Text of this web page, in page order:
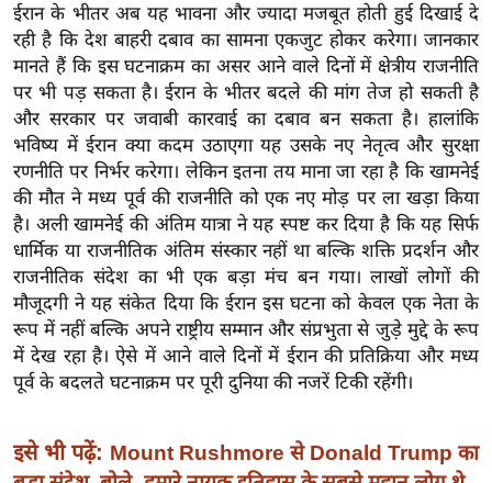
त्य
ज
ग
त
ऑ
टो
व
र्ल्ड
न्यू
ज
ब्री
फ
म
ज
ईरान के भीतर अब यह भावना और ज्यादा मजबूत होती हुई दिखाई दे
रही है कि देश बाहरी दबाव का सामना एकजुट होकर करेगा। जानकार
मानते हैं कि इस घटनाक्रम का असर आने वाले दिनों में क्षेत्रीय राजनीति
पर भी पड़ सकता है। ईरान के भीतर बदले की मांग तेज हो सकती है
और सरकार पर जवाबी कारवाई का दबाव बन सकता है। हालांकि
भविष्य में ईरान क्या कदम उठाएगा यह उसके नए नेतृत्व और सुरक्षा
रणनीति पर निर्भर करेगा। लेकिन इतना तय माना जा रहा है कि खामनेई
की मौत ने मध्य पूर्व की राजनीति को एक नए मोड़ पर ला खड़ा किया
है। अली खामनेई की अंतिम यात्रा ने यह स्पष्ट कर दिया है कि यह सिर्फ
धार्मिक या राजनीतिक अंतिम संस्कार नहीं था बल्कि शक्ति प्रदर्शन और
राजनीतिक संदेश का भी एक बड़ा मंच बन गया। लाखों लोगों की
मौजूदगी ने यह संकेत दिया कि ईरान इस घटना को केवल एक नेता के
रूप में नहीं बल्कि अपने राष्ट्रीय सम्मान और संप्रभुता से जुड़े मुद्दे के रूप
में देख रहा है। ऐसे में आने वाले दिनों में ईरान की प्रतिक्रिया और मध्य
पूर्व के बदलते घटनाक्रम पर पूरी दुनिया की नजरें टिकी रहेंगी।
इसे भी पढ़ें: Mount Rushmore से Donald Trump का